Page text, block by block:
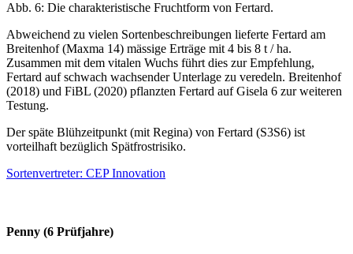
Abb. 6: Die charakteristische Fruchtform von Fertard.
Abweichend zu vielen Sortenbeschreibungen lieferte Fertard am
Breitenhof (Maxma 14) mässige Erträge mit 4 bis 8 t / ha.
Zusammen mit dem vitalen Wuchs führt dies zur Empfehlung,
Fertard auf schwach wachsender Unterlage zu veredeln. Breitenhof
(2018) und FiBL (2020) pflanzten Fertard auf Gisela 6 zur weiteren
Testung.
Der späte Blühzeitpunkt (mit Regina) von Fertard (S3S6) ist
vorteilhaft bezüglich Spätfrostrisiko.
Sortenvertreter: CEP Innovation
Penny (6 Prüfjahre)